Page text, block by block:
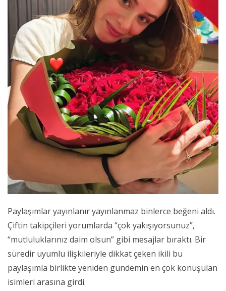
Paylaşımlar yayınlanır yayınlanmaz binlerce beğeni aldı.
Çiftin takipçileri yorumlarda “çok yakışıyorsunuz”,
“mutluluklarınız daim olsun” gibi mesajlar bıraktı. Bir
süredir uyumlu ilişkileriyle dikkat çeken ikili bu
paylaşımla birlikte yeniden gündemin en çok konuşulan
isimleri arasına girdi.